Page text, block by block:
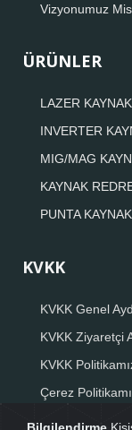
Vizyonumuz
ÜRÜNLER
LAZER
INVERTER
MIG/MAG
KAYNAK
PUNTA
KVKK
KVKK Genel
KVKK Ziyaretçi
KVKK
Çerez
Veri Sahibi